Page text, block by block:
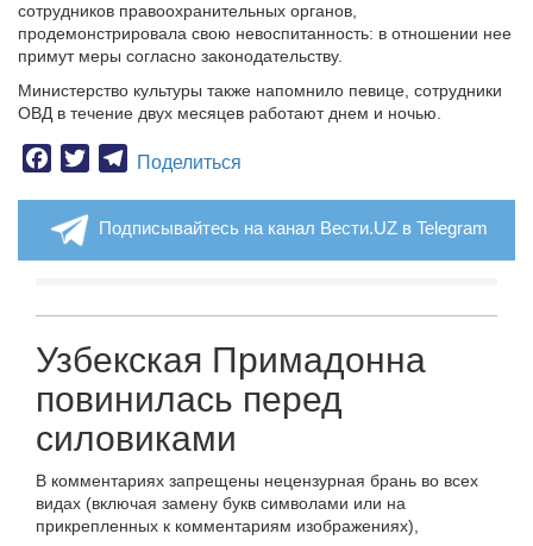
сотрудников правоохранительных органов,
продемонстрировала свою невоспитанность: в отношении нее
примут меры согласно законодательству.
Министерство культуры также напомнило певице, сотрудники
ОВД в течение двух месяцев работают днем и ночью.
Facebook
TwitterTelegram
Поделиться
Подписывайтесь на канал Вести.UZ в Telegram
Узбекская Примадонна
повинилась перед
cиловиками
В комментариях запрещены нецензурная брань во всех
видах (включая замену букв символами или на
прикрепленных к комментариям изображениях),